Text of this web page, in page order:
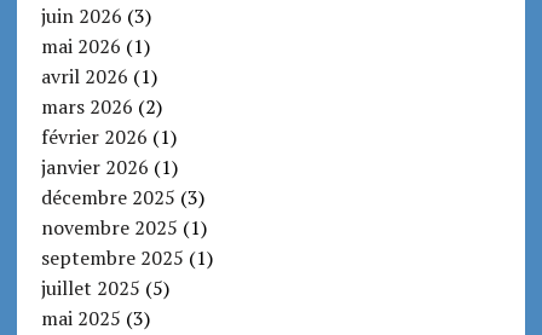
juin 2026 (3)
mai 2026 (1)
avril 2026 (1)
mars 2026 (2)
février 2026 (1)
janvier 2026 (1)
décembre 2025 (3)
novembre 2025 (1)
septembre 2025 (1)
juillet 2025 (5)
mai 2025 (3)